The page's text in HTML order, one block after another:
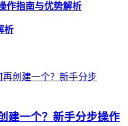
作指南与优势解析
析
建一个？新手分步操作